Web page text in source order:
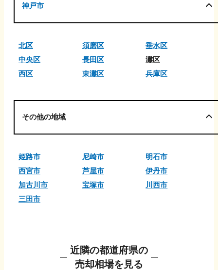
神戸市
北区 須磨区
垂水区
中央区
長田区
灘区
西区
東灘区 兵庫区
その他の地域
姫路市 尼崎市
明石市
西宮市
芦屋市
伊丹市
加古川市
宝塚市
川西市
三田市
近隣の都道府県の
売却相場を見る